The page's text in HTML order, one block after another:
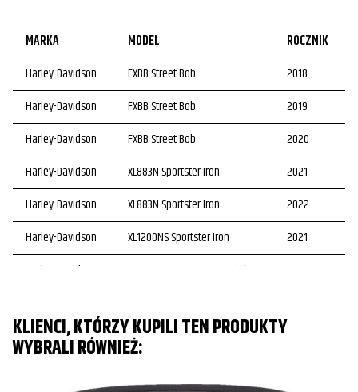
MARKA MODEL
ROCZNIK
Harley-Davidson
FXBB Street Bob
2018
Harley-Davidson
FXBB Street Bob
2019
Harley-Davidson
FXBB Street Bob
2020
Harley-Davidson
XL883N Sportster Iron
2021
Harley-Davidson
XL883N Sportster Iron
2022
Harley-Davidson
XL1200NS Sportster Iron
2021
Harley-Davidson
XL1200X Sportster Forty-Eight
KLIENCI, KTÓRZY KUPILI TEN PRODUKTY
WYBRALI RÓWNIEŻ: